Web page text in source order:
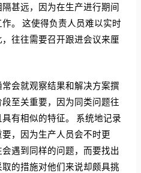
甚远，因为在生产进行期间
。 这使得负责人员难以实时
往往需要召开跟进会议来厘
会就观察结果和解决方案撰
至关重要，因为同类问题往
有相似的特征。 系统地记录
，因为生产人员会不时更
遇到同样的问题，而要找出
的措施对他们来说却颇具挑